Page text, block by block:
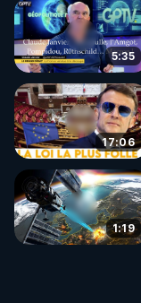
5:35
17:06
1:19